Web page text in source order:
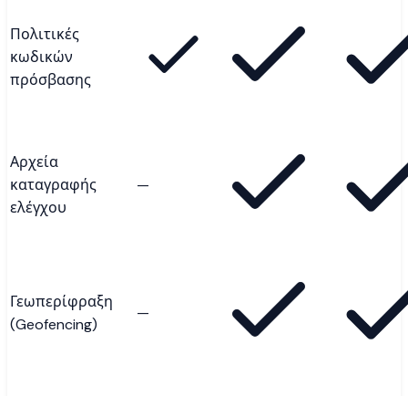
Πολιτικές
κωδικών
πρόσβασης
Αρχεία
καταγραφής
ελέγχου
—
Γεωπερίφραξη
(Geofencing)
—